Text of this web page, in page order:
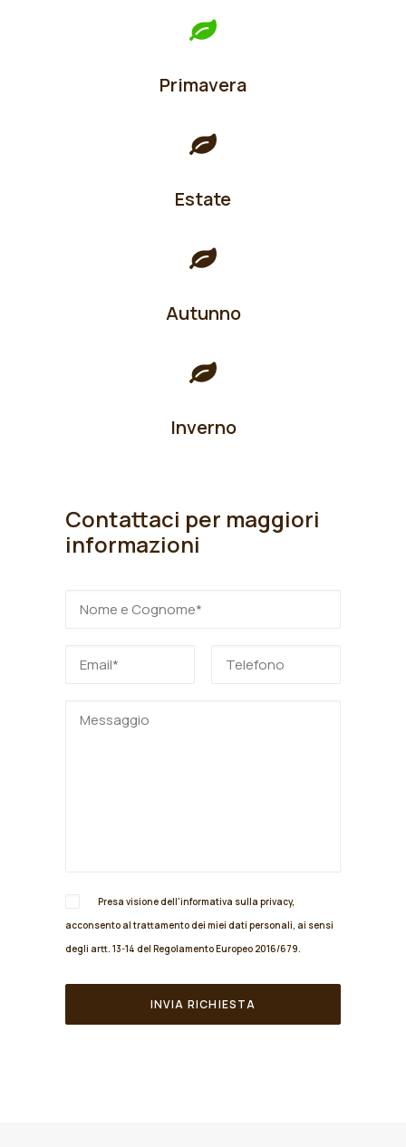
Primavera
Estate
Autunno
Inverno
Contattaci per maggiori
informazioni
Presa visione dell'informativa sulla privacy,
acconsento al trattamento dei miei dati personali, ai sensi
degli artt. 13-14 del Regolamento Europeo 2016/679.